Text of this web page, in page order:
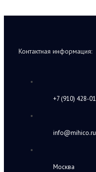
Контактная информация:
+7 (910) 428-
info@mihico.ru
Москва